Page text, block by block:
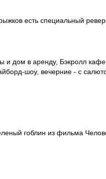
есть специальный
дом в аренду, Бэкролл
шоу, вечерние - с
гоблин из фильма